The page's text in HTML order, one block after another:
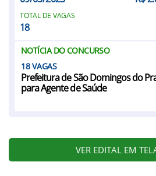
TOTAL DE VAGAS
18
NOTÍCIA DO CONCURSO
18
Prefeitura de São Domingos do
para Agente de Saúde
VER EDITAL EM